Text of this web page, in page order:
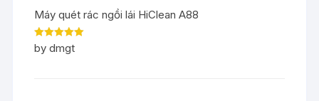
Máy quét rác ngồi lái HiClean A88
Rated5out
of 5
by dmgt